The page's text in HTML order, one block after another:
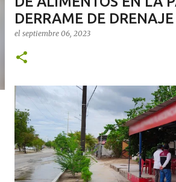
DERRAME DE DRENAJE
el septiembre 06, 2023